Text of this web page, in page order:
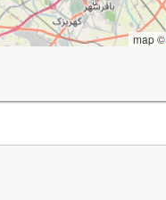
map ©